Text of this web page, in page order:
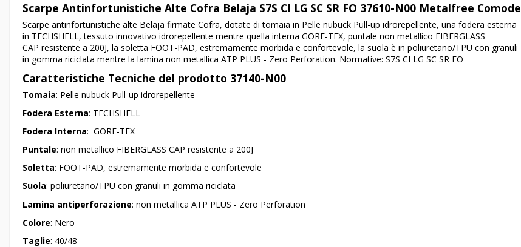
Scarpe Antinfortunistiche Alte Cofra Belaja S7S CI LG SC SR FO 37610-N00 Metalfree Comode
Scarpe antinfortunistiche alte Belaja firmate Cofra, dotate di tomaia in Pelle nubuck Pull-up idrorepellente, una fodera esterna
in TECHSHELL, tessuto innovativo idrorepellente mentre quella interna GORE-TEX, puntale non metallico FIBERGLASS
CAP resistente a 200J, la soletta FOOT-PAD, estremamente morbida e confortevole, la suola è in poliuretano/TPU con granuli
in gomma riciclata mentre la lamina non metallica ATP PLUS - Zero Perforation. Normative: S7S CI LG SC SR FO
Caratteristiche Tecniche del prodotto 37140-N00
Tomaia: Pelle nubuck Pull-up idrorepellente
Fodera Esterna: TECHSHELL
Fodera Interna: GORE-TEX
Puntale: non metallico FIBERGLASS CAP resistente a 200J
Soletta: FOOT-PAD, estremamente morbida e confortevole
Suola: poliuretano/TPU con granuli in gomma riciclata
Lamina antiperforazione: non metallica ATP PLUS - Zero Perforation
Colore: Nero
Taglie: 40/48